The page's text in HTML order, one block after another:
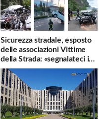
Sicurezza stradale, esposto
delle associazioni Vittime
della Strada: «segnalateci i
pericoli, interverremo
subito»